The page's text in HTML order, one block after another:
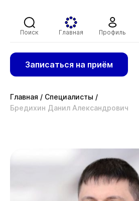
Поиск Главная Профиль
Записаться на приём
Главная / Специалисты /
Бредихин Данил Александрович